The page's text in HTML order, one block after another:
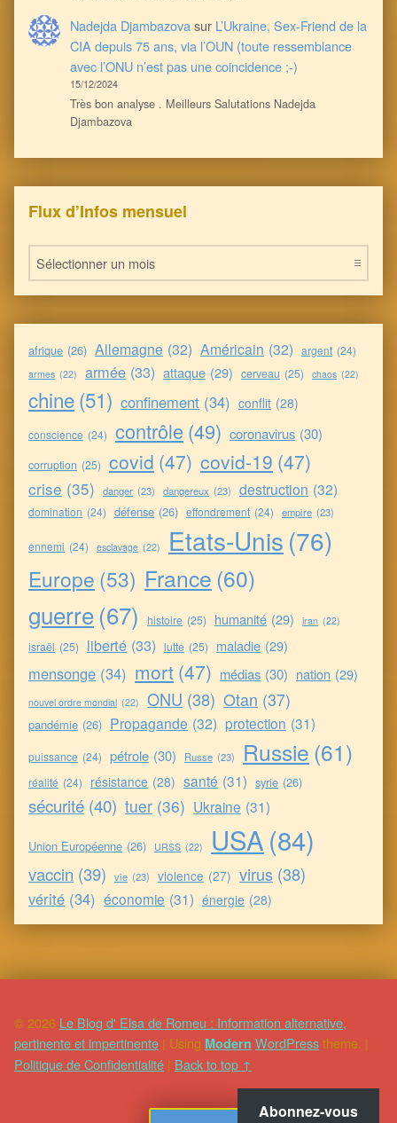
Nadejda Djambazova sur L’Ukraine, Sex-Friend de la
CIA depuis 75 ans, via l’OUN (toute ressemblance
avec l’ONU n’est pas une coincidence ;-)
15/12/2024
Très bon analyse . Meilleurs Salutations Nadejda
Djambazova
Flux d’Infos mensuel
Flux d’Infos mensuel
afrique (26) Allemagne (32) Américain (32) argent (24)
armes (22) armée (33) attaque (29) cerveau (25) chaos (22)
chine(51) confinement (34) conflit (28)
conscience (24) contrôle (49) coronavirus (30)
corruption (25) covid (47) covid-19 (47)
crise (35) danger (23) dangereux (23) destruction (32)
domination (24) défense (26) effondrement (24) empire (23)
ennemi (24) esclavage (22) Etats-Unis (76)
Europe (53) France (60)
guerre(67) histoire (25) humanité (29) iran (22)
israël (25) liberté (33) lutte (25) maladie (29)
mensonge (34) mort (47) médias (30) nation (29)
nouvel ordre mondial (22) ONU (38) Otan (37)
pandémie (26) Propagande (32) protection (31)
puissance (24) pétrole (30) Russe (23) Russie (61)
réalité (24) résistance (28) santé (31) syrie (26)
sécurité (40) tuer (36) Ukraine (31)
Union Européenne (26) URSS (22) USA(84)
vaccin (39) vie (23) violence (27) virus (38)
vérité (34) économie (31) énergie (28)
© 2026 Le Blog d' Elsa de Romeu : Information alternative,
pertinente et impertinente | Using Modern WordPresstheme. |
Politique de Confidentialité | Back to top ↑
Abonnez-vous